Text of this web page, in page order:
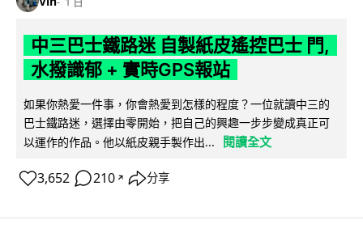
中三巴士鐵路迷 自製紙皮遙控巴士 門,
水撥識郁 + 實時GPS報站
如果你熱愛一件事，你會熱愛到怎樣的程度？一位就讀中三的
巴士鐵路迷，選擇由零開始，把自己的興趣一步步變成真正可
以運作的作品。他以紙皮親手製作出...
閱讀全文
3,652 210 ↗ 分享